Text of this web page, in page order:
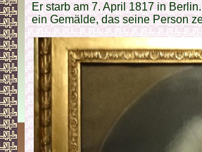
Er starb am 7. April 1817 in
ein Gemälde, das seine Person